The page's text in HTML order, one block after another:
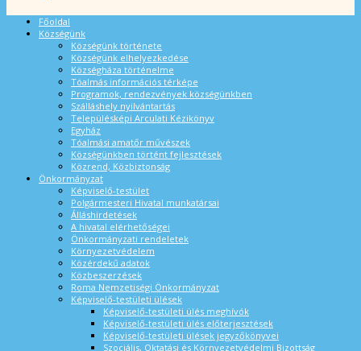
Főoldal
Községünk
Községünk története
Községünk elhelyezkedése
Községháza történelme
Tóalmás információs térképe
Programok, rendezvények községünkben
Szálláshely nyilvántartás
Településképi Arculati Kézikönyv
Egyház
Tóalmási amatőr művészek
Községünkben történt fejlesztések
Közrend, Közbiztonság
Önkormányzat
Képviselő-testület
Polgármesteri Hivatal munkatársai
Álláshirdetések
A hivatal elérhetőségei
Önkormányzati rendeletek
Környezetvédelem
Közérdekű adatok
Közbeszerzések
Roma Nemzetiségi Önkormányzat
Képviselő-testületi ülések
Képviselő-testületi ülés meghívók
Képviselő-testületi ülés előterjesztések
Képviselő-testületi ülések jegyzőkönyvei
Szociális, Oktatási és Környezetvédelmi Bizottság